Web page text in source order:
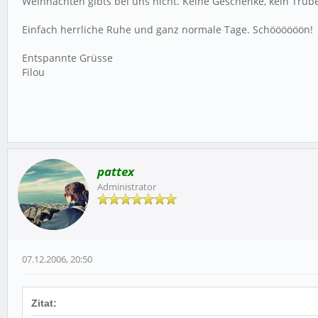
Einfach herrliche Ruhe und ganz normale Tage. Schöööööön!
Entspannte Grüsse
Filou
pattex
Administrator
07.12.2006, 20:50
Zitat: